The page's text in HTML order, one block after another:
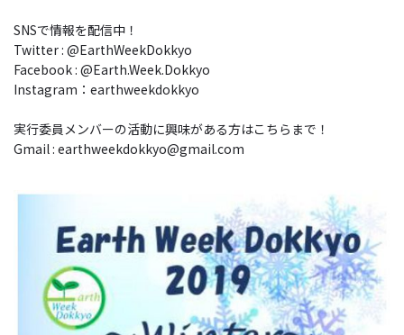
SNSで情報を配信中！
Twitter : @EarthWeekDokkyo
Facebook : @Earth.Week.Dokkyo
Instagram：earthweekdokkyo
実行委員メンバーの活動に興味がある方はこちらまで！
Gmail : earthweekdokkyo@gmail.com